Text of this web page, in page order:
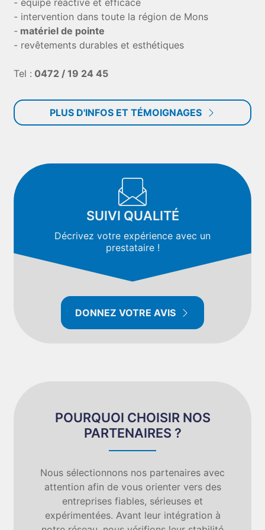
- intervention dans toute la région de Mons
- matériel de pointe
- revêtements durables et esthétiques
Tel : 0472 / 19 24 45
PLUS D'INFOS ET TÉMOIGNAGES
SUIVI QUALITÉ
Décrivez votre expérience avec un
prestataire !
DONNEZ VOTRE AVIS
POURQUOI CHOISIR NOS
PARTENAIRES ?
Nous sélectionnons nos partenaires avec
attention afin de vous orienter vers des
entreprises fiables, sérieuses et
expérimentées. Avant leur intégration à